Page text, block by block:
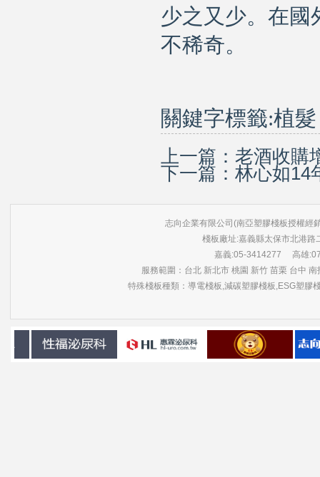
少之又少。在國
不稀奇。
關鍵字標籤:植髮
上一篇： 老酒收購
下一篇： 林心如14
志向企業有限公司(南亞塑膠棧板授權經
棧板廠址:嘉義縣太保市北港
嘉義:05-3414277 高雄
服務範圍：台北 新北市 桃園 新竹 苗栗 台中
特殊棧板種類：導電棧板,減碳塑膠棧板,ESG塑膠